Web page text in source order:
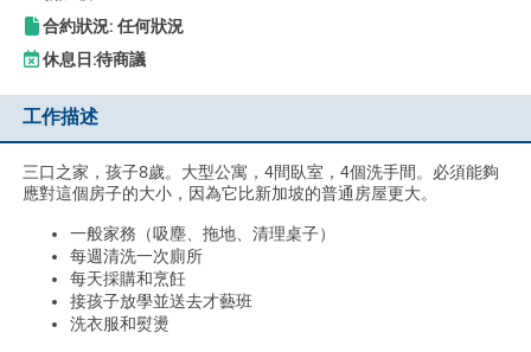
合約狀況: 任何狀況
休息日:待商議
工作描述
三口之家，孩子8歲。大型公寓，4間臥室，4個洗手間。必須能夠
應對這個房子的大小，因為它比新加坡的普通房屋更大。
一般家務（吸塵、拖地、清理桌子）
每週清洗一次廁所
每天採購和烹飪
接孩子放學並送去才藝班
洗衣服和熨燙